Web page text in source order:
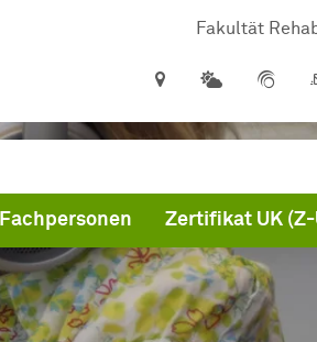
Fakultät
Fachpersonen Zertifikat UK (Z-